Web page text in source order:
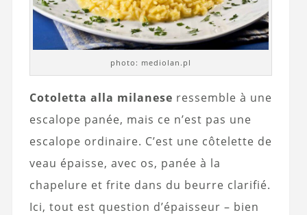
photo: mediolan.pl
Cotoletta alla milanese ressemble à une
escalope panée, mais ce n’est pas une
escalope ordinaire. C’est une côtelette de
veau épaisse, avec os, panée à la
chapelure et frite dans du beurre clarifié.
Ici, tout est question d’épaisseur – bien